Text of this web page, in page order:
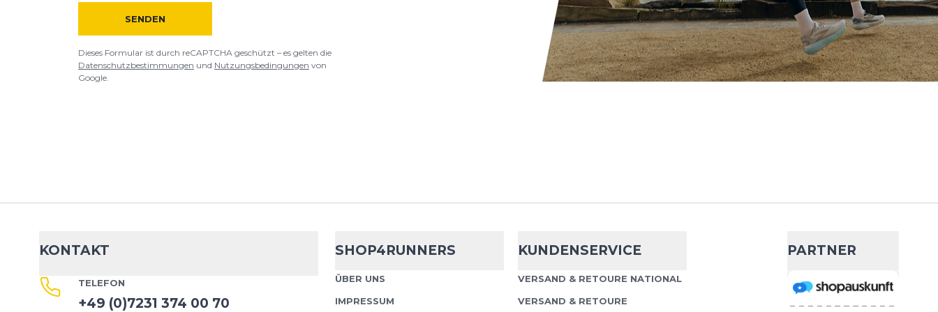
AdidasAdi365 Running Vest - 46 %
69,99 € 130,00 €
43,99 €
110,00 €
Adidas adi365 Vest Die adi365 Vest ist dein
Wähle deine Größe
SENDEN
Dieses Formular ist durch reCAPTCHA geschützt – es gelten die
Datenschutzbestimmungen und Nutzungsbedingungen von
Google.
KONTAKT
TELEFON
+49 (0)7231 374 00 70
SHOP4RUNNERS
ÜBER UNS
IMPRESSUM
KUNDENSERVICE
VERSAND & RETOURE NATIONAL
VERSAND & RETOURE
PARTNER